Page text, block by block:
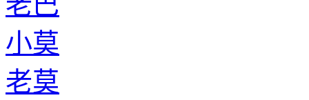
小莫
老莫